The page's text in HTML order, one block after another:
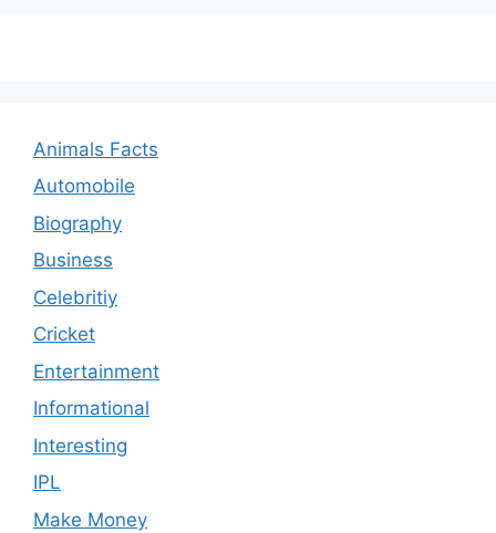
Animals Facts
Automobile
Biography
Business
Celebritiy
Cricket
Entertainment
Informational
Interesting
IPL
Make Money